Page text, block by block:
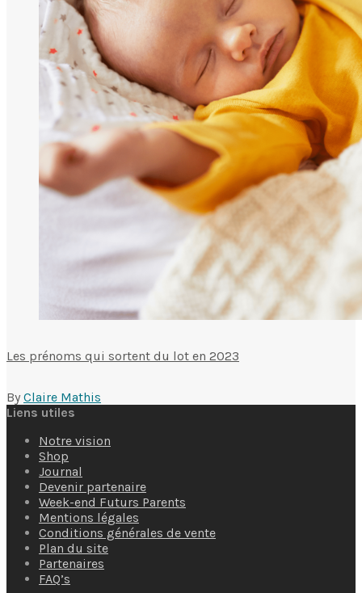
Les prénoms qui sortent du lot en 2023
By Claire Mathis
Liens utiles
Notre vision
Shop
Journal
Devenir partenaire
Week-end Futurs Parents
Mentions légales
Conditions générales de vente
Plan du site
Partenaires
FAQ’s